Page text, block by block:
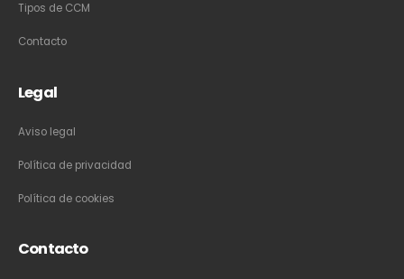
Tipos de CCM
Contacto
Legal
Aviso legal
Política de privacidad
Política de cookies
Contacto